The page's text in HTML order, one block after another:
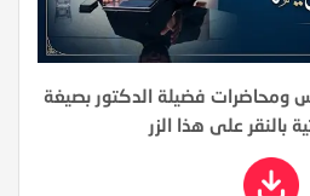
ومحاضرات فضيلة الدكتور بصيغة
بالنقر على هذا الزر